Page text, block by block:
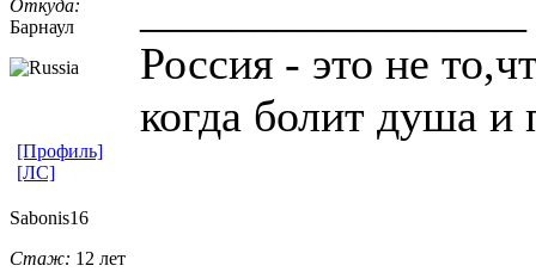
Откуда:
Барнаул
Россия - это не
когда болит душа и
[Профиль]
[ЛС]
Sabonis16
Стаж: 12 лет